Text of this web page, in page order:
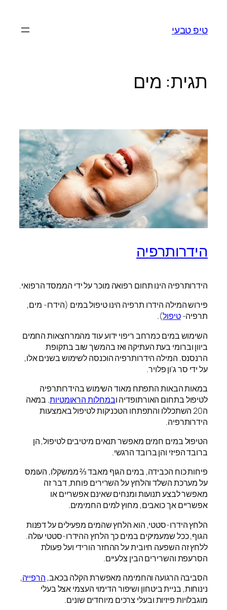
טיפ טבעי
תגית: מים
הידרותרפיה
הידרותרפיה הינו תחום רפואה מוכר על ידי הממסד הרפואי.
פירוש המילה הידרו תרפיה הינו טיפול במים (הידרו- מים,
תרפיה-טיפול).
השימוש במים כמרחב ריפוי ידוע עוד מהמרחצאות החמים
ביוון וברומי בעת העתיקה ואז בהמשך שוב בתקופת
הרנסנס. המילה הידרותרפיה הוכנסה לשימוש בשנים אלו,
על ידי סר ג'ון פלויר.
במאות הבאות התפתח מאוד השימוש בהידרותרפיה
לטיפול בתחום האורתופדיה ובמחלות הראומטיות. במאה
ה20 השתכללו והתפתחו הטכניקות לטיפול באמצעות
הידרותרפיה.
הטיפול במים חמים מאפשר תנאים מיטיבים לטיפול, הן
ברובד הפיזי והן ברובד הרגשי.
פיחות כוח הכבידה, במים הגוף מאבד ⅔ ממשקלו, העומס
על מערכת השלד והלחץ על השרירים פוחת, דבר זה
מאפשר לבצע תנועות ומנחים שאינם אפשריים או
אפשריים אך כואבים, מחוץ למים החמימים.
הלחץ הידרו-סטטי, הוא הלחץ שהמים מפעילים על דפנות
הגוף, ככל שמעמיקים במים כך הלחץ ההידרו-סטטי עולה.
ללחץ זה השפעה חיובית על ההחזר הורידי ועל פעולת
הסרעפת והשרירים הבין צלעיים.
הסביבה הרגועה והחמימה מאפשרת הקלה בכאב, הרפייה,
נינוחות, בניית ביטחון ושיפור הדימוי העצמי אצל בעלי
מוגבלויות פיזיות ובעלי צרכים מיוחדים שונים.